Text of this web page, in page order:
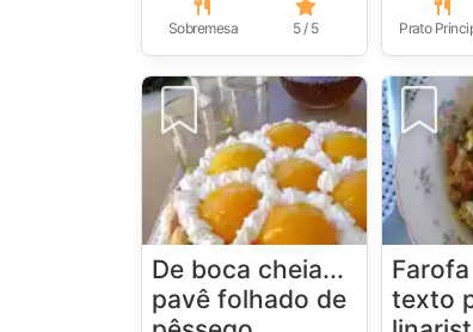
Sobremesa 5 / 5 Prato
De boca cheia...
pavê folhado de
texto